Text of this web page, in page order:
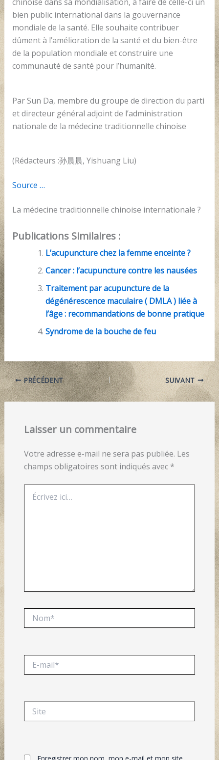
bien public international dans la gouvernance
mondiale de la santé. Elle souhaite contribuer
dûment à l’amélioration de la santé et du bien-être
de la population mondiale et construire une
communauté de santé pour l’humanité.
Par Sun Da, membre du groupe de direction du parti
et directeur général adjoint de l’administration
nationale de la médecine traditionnelle chinoise
(Rédacteurs :孙晨晨, Yishuang Liu)
Source …
La médecine traditionnelle chinoise internationale ?
Publications Similaires :
L’acupuncture chez la femme enceinte ?
Cancer : l’acupuncture contre les nausées
Traitement par acupuncture de la
dégénérescence maculaire ( DMLA ) liée à
l’âge : recommandations de bonne pratique
Syndrome de la bouche de feu
PRÉCÉDENT SUIVANT
Laisser un commentaire
Votre adresse e-mail ne sera pas publiée. Les
champs obligatoires sont indiqués avec *
ici…
mail*